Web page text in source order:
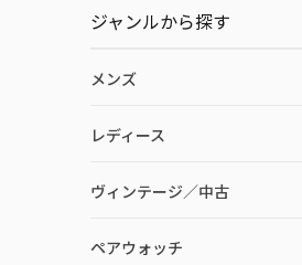
ジャンルから探す
メンズ
レディース
ヴィンテージ／中古
ペアウォッチ